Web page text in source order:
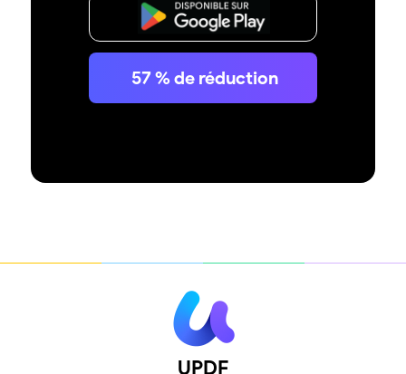
Télécharger
57 % de réduction
UPDF